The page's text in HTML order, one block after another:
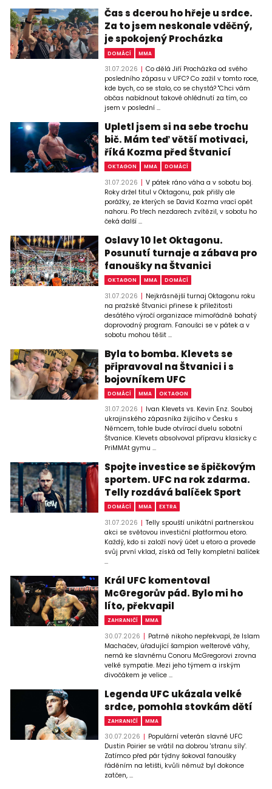
Čas s dcerou ho hřeje u srdce.
Za to jsem neskonale vděčný,
je spokojený Procházka
DOMÁCÍ MMA
31.07.2026
Co dělá Jiří Procházka od svého
posledního zápasu v UFC? Co zažil v tomto roce,
kde bych, co se stalo, co se chystá? "Chci vám
občas nabídnout takové ohlédnutí za tím, co
jsem v poslední ...
Upletl jsem si na sebe trochu
bič. Mám teď větší motivaci,
říká Kozma před Štvanicí
OKTAGON MMA DOMÁCÍ
31.07.2026
V pátek ráno váha a v sobotu boj.
Roky držel titul v Oktagonu, pak přišly ale
porážky, ze kterých se David Kozma vrací opět
nahoru. Po třech nezdarech zvítězil, v sobotu ho
čeká další ...
Oslavy 10 let Oktagonu.
Posunutí turnaje a zábava pro
fanoušky na Štvanici
OKTAGON MMA DOMÁCÍ
31.07.2026
Nejkrásnější turnaj Oktagonu roku
na pražské Štvanici přinese k příležitosti
desátého výročí organizace mimořádně bohatý
doprovodný program. Fanoušci se v pátek a v
sobotu mohou těšit ...
Byla to bomba. Klevets se
připravoval na Štvanici i s
bojovníkem UFC
DOMÁCÍ MMA OKTAGON
31.07.2026
Ivan Klevets vs. Kevin Enz. Souboj
ukrajinského zápasníka žijícího v Česku s
Němcem, tohle bude otvírací duelu sobotní
Štvanice. Klevets absolvoval přípravu klasicky c
PriMMAt gymu ...
Spojte investice se špičkovým
sportem. UFC na rok zdarma.
Telly rozdává balíček Sport
DOMÁCÍ MMA EXTRA
31.07.2026
Telly spouští unikátní partnerskou
akci se světovou investiční platformou etoro.
Každý, kdo si založí nový účet u etoro a provede
svůj první vklad, získá od Telly kompletní balíček
...
Král UFC komentoval
McGregorův pád. Bylo mi ho
líto, překvapil
ZAHRANIČÍ MMA
30.07.2026
Patrně nikoho nepřekvapí, že Islam
Machačev, úřadující šampion welterové váhy,
nemá ke slavnému Conoru McGregorovi zrovna
velké sympatie. Mezi jeho týmem a irským
divočákem je velice ...
Legenda UFC ukázala velké
srdce, pomohla stovkám dětí
ZAHRANIČÍ MMA
30.07.2026
Populární veterán slavné UFC
Dustin Poirier se vrátil na dobrou 'stranu síly'.
Zatímco před pár týdny šokoval fanoušky
řáděním na letišti, kvůli němuž byl dokonce
zatčen, ...